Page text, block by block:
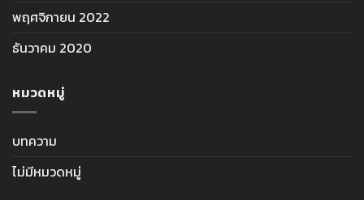
พฤศจิกายน 2022
ธันวาคม 2020
หมวดหมู่
บทความ
ไม่มีหมวดหมู่